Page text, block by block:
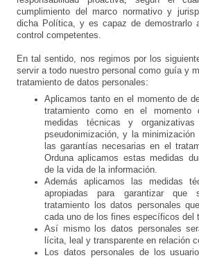
cumplimiento del marco normativo y
dicha Política, y es capaz de demostrarlo
control competentes.
En tal sentido, nos regimos por los
servir a todo nuestro personal como guía y
tratamiento de datos personales:
Aplicamos tanto en el momento de
tratamiento como en el momento
medidas técnicas y
pseudonimización, y la
las garantías necesarias en el
Orduna aplicamos estas medidas
de la vida de la información.
Además aplicamos las medidas
apropiadas para garantizar
tratamiento los datos personales
cada uno de los fines específicos del
Así mismo los datos personales
lícita, leal y transparente en relación
Los datos personales de los